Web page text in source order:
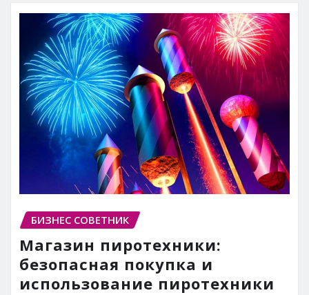
БИЗНЕС СОВЕТНИК
Магазин пиротехники:
безопасная покупка и
использование пиротехники